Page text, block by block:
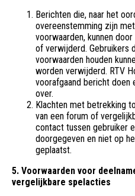
Berichten die, naar het
overeenstemming zijn
voorwaarden, kunnen
of verwijderd. Gebruikers
voorwaarden houden
worden verwijderd. RTV
voorafgaand bericht
over.
Klachten met betrekking
van een forum of
contact tussen gebruiker
doorgegeven en niet op
geplaatst.
5. Voorwaarden voor
vergelijkbare spelacties